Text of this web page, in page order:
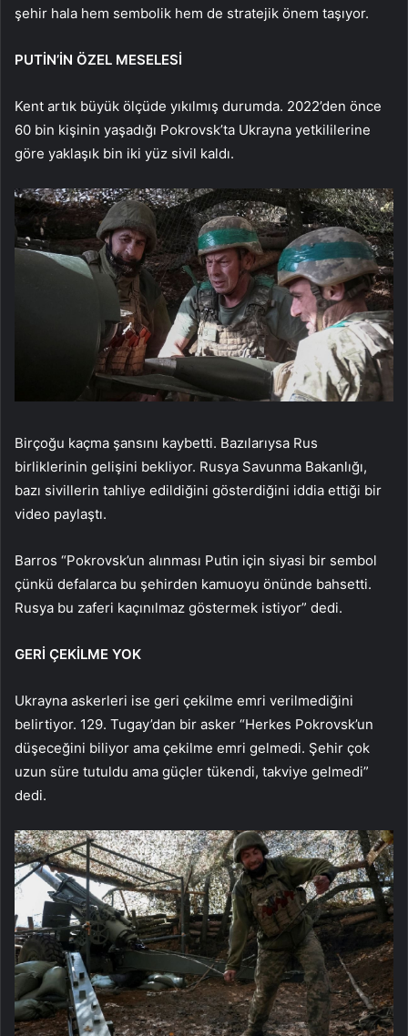
şehir hala hem sembolik hem de stratejik önem taşıyor.
PUTİN’İN ÖZEL MESELESİ
Kent artık büyük ölçüde yıkılmış durumda. 2022’den önce
60 bin kişinin yaşadığı Pokrovsk’ta Ukrayna yetkililerine
göre yaklaşık bin iki yüz sivil kaldı.
Birçoğu kaçma şansını kaybetti. Bazılarıysa Rus
birliklerinin gelişini bekliyor. Rusya Savunma Bakanlığı,
bazı sivillerin tahliye edildiğini gösterdiğini iddia ettiği bir
video paylaştı.
Barros “Pokrovsk’un alınması Putin için siyasi bir sembol
çünkü defalarca bu şehirden kamuoyu önünde bahsetti.
Rusya bu zaferi kaçınılmaz göstermek istiyor” dedi.
GERİ ÇEKİLME YOK
Ukrayna askerleri ise geri çekilme emri verilmediğini
belirtiyor. 129. Tugay’dan bir asker “Herkes Pokrovsk’un
düşeceğini biliyor ama çekilme emri gelmedi. Şehir çok
uzun süre tutuldu ama güçler tükendi, takviye gelmedi”
dedi.